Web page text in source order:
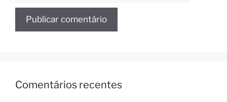
Comentários recentes